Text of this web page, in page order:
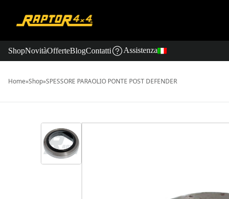
ShopNovitàOfferteBlogContatti Assistenza
Home»Shop»SPESSORE PARAOLIO PONTE POST DEFENDER